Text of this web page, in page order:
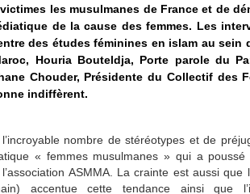
les musulmanes de France et de
de la cause des femmes. Les
des études féminines en islam au sein
Houria Bouteldja, Porte parole du
Chouder, Présidente du Collectif des
indiffèrent.
l’incroyable nombre de stéréotypes et de
« femmes musulmanes » qui a
ASMMA. La crainte est aussi
accentue cette tendance ainsi que